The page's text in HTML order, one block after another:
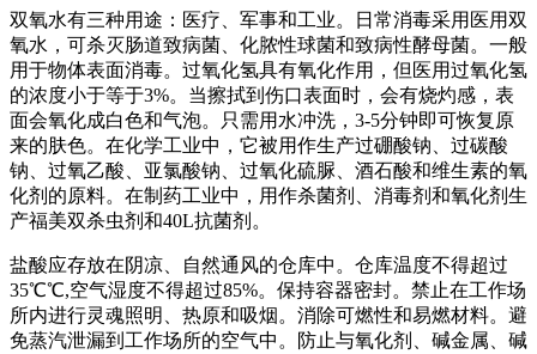
双氧水有三种用途：医疗、军事和工业。日常消毒采用医用双
氧水，可杀灭肠道致病菌、化脓性球菌和致病性酵母菌。一般
用于物体表面消毒。过氧化氢具有氧化作用，但医用过氧化氢
的浓度小于等于3%。当擦拭到伤口表面时，会有烧灼感，表
面会氧化成白色和气泡。只需用水冲洗，3-5分钟即可恢复原
来的肤色。在化学工业中，它被用作生产过硼酸钠、过碳酸
钠、过氧乙酸、亚氯酸钠、过氧化硫脲、酒石酸和维生素的氧
化剂的原料。在制药工业中，用作杀菌剂、消毒剂和氧化剂生
产福美双杀虫剂和40L抗菌剂。
盐酸应存放在阴凉、自然通风的仓库中。仓库温度不得超过
35℃℃,空气湿度不得超过85%。保持容器密封。禁止在工作场
所内进行灵魂照明、热原和吸烟。消除可燃性和易燃材料。避
免蒸汽泄漏到工作场所的空气中。防止与氧化剂、碱金属、碱